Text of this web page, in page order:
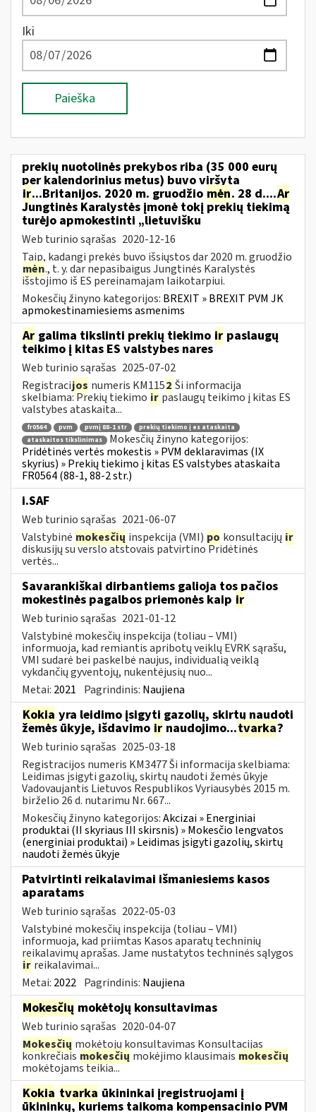
Iki
Paieška
prekių nuotolinės prekybos riba (35 000 eurų
per kalendorinius metus) buvo viršyta
ir...Britanijos. 2020 m. gruodžio mėn. 28 d....Ar
Jungtinės Karalystės įmonė tokį prekių tiekimą
turėjo apmokestinti „lietuvišku
Web turinio sąrašas 2020-12-16
Taip, kadangi prekės buvo išsiųstos dar 2020 m. gruodžio
mėn., t. y. dar nepasibaigus Jungtinės Karalystės
išstojimo iš ES pereinamajam laikotarpiui.
Mokesčių žinyno kategorijos: BREXIT » BREXIT PVM JK
apmokestinamiesiems asmenims
Ar galima tikslinti prekių tiekimo ir paslaugų
teikimo į kitas ES valstybes nares
Web turinio sąrašas 2025-07-02
Registracijos numeris KM1152 Ši informacija
skelbiama: Prekių tiekimo ir paslaugų teikimo į kitas ES
valstybes ataskaita...
fr0564 pvm pvmį 88-1 str
prekių tiekimo į es ataskaita
ataskaitos tikslinimas
Mokesčių žinyno kategorijos:
Pridėtinės vertės mokestis » PVM deklaravimas (IX
skyrius) » Prekių tiekimo į kitas ES valstybes ataskaita
FR0564 (88-1, 88-2 str.)
i.SAF
Web turinio sąrašas 2021-06-07
Valstybinė mokesčių inspekcija (VMI) po konsultacijų ir
diskusijų su verslo atstovais patvirtino Pridėtinės
vertės...
Savarankiškai dirbantiems galioja tos pačios
mokestinės pagalbos priemonės kaip ir
Web turinio sąrašas 2021-01-12
Valstybinė mokesčių inspekcija (toliau – VMI)
informuoja, kad remiantis apribotų veiklų EVRK sąrašu,
VMI sudarė bei paskelbė naujus, individualią veiklą
vykdančių gyventojų, nukentėjusių nuo...
Metai: 2021 Pagrindinis: Naujiena
Kokia yra leidimo įsigyti gazolių, skirtų naudoti
žemės ūkyje, išdavimo ir naudojimo...tvarka?
Web turinio sąrašas 2025-03-18
Registracijos numeris KM3477 Ši informacija skelbiama:
Leidimas įsigyti gazolių, skirtų naudoti žemės ūkyje
Vadovaujantis Lietuvos Respublikos Vyriausybės 2015 m.
birželio 26 d. nutarimu Nr. 667...
Mokesčių žinyno kategorijos:Akcizai » Energiniai
produktai (II skyriaus III skirsnis) » Mokesčio lengvatos
(energiniai produktai) » Leidimas įsigyti gazolių, skirtų
naudoti žemės ūkyje
Patvirtinti reikalavimai išmaniesiems kasos
aparatams
Web turinio sąrašas 2022-05-03
Valstybinė mokesčių inspekcija (toliau – VMI)
informuoja, kad priimtas Kasos aparatų techninių
reikalavimų aprašas. Jame nustatytos techninės sąlygos
ir reikalavimai...
Metai: 2022 Pagrindinis: Naujiena
Mokesčių mokėtojų konsultavimas
Web turinio sąrašas 2020-04-07
Mokesčių mokėtojų konsultavimas Konsultacijas
konkrečiais mokesčių mokėjimo klausimais mokesčių
mokėtojams teikia...
Kokia tvarka ūkininkai įregistruojami į
ūkininkų, kuriems taikoma kompensacinio PVM